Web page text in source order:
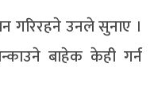
गरिरहने उनले सुनाए ।
बाहेक केही गर्न